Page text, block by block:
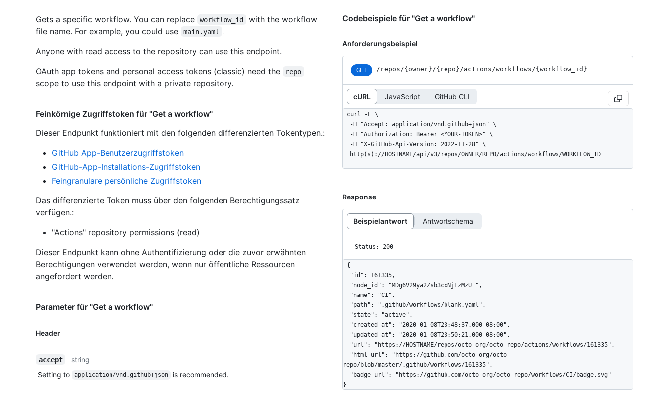
Gets a specific workflow. You can replace workflow_id
with the workflow
file name. For example, you could use
main.yaml
.
Anyone with read access to the repository can use this endpoint.
OAuth app tokens and personal access tokens (classic) need the
repo
scope to use this endpoint with a private repository.
Feinkörnige Zugriffstoken für "Get a workflow"
Dieser Endpunkt funktioniert mit den folgenden differenzierten Tokentypen.:
GitHub App-Benutzerzugriffstoken
GitHub-App-Installations-Zugriffstoken
Feingranulare persönliche Zugriffstoken
Das differenzierte Token muss über den folgenden Berechtigungssatz
verfügen.:
"Actions" repository permissions (read)
Dieser Endpunkt kann ohne Authentifizierung oder die zuvor erwähnten
Berechtigungen verwendet werden, wenn nur öffentliche Ressourcen
angefordert werden.
Parameter für "Get a workflow"
Header
accept
string
Setting to
application/vnd.github+json is recommended.
Codebeispiele für "Get a workflow"
Anforderungsbeispiel
GET /repos /{owner} /{repo} /actions /workflows /{workflow_ id}
cURL JavaScript GitHub CLI
curl -L \
  http(s)://HOSTNAME/api/v3/repos/OWNER/REPO/actions/workflows/WORKFLOW_ID
Response
Beispielantwort Antwortschema
Status: 200
{
repo/blob/master/.github/workflows/161335",
}